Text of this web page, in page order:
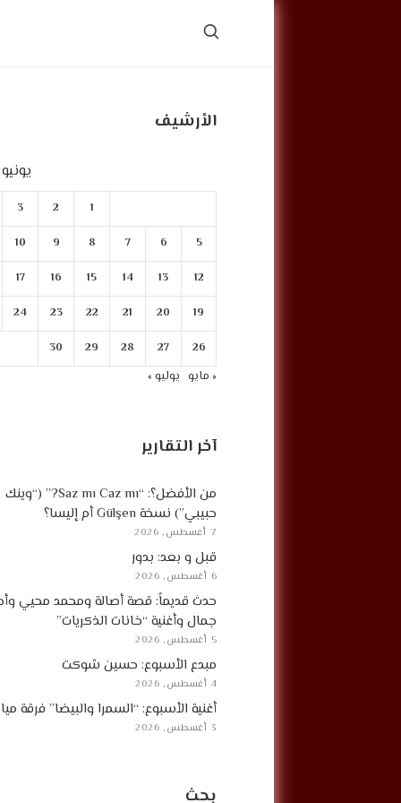
الأرشيف
يونيو 2022
1
2
3
5
6
7
8
9
10
12
13
14
15
16
17
19
20
21
22
23
24
26
27
28
29
30
« مايو يوليو »
آخر التقارير
من الأفضل؟: “Saz mı Caz mı?” (“وينك
حبيبي”) نسخة Gülşen أم إليسا؟
7 أغسطس, 2026
قبل و بعد: بدور
6 أغسطس, 2026
حدث قديماً: قصة أصالة ومحمد محيي
جمال وأغنية “خانات الذكريات”
5 أغسطس, 2026
مبدع الأسبوع: حسين شوكت
4 أغسطس, 2026
أغنية الأسبوع: “السمرا والبيضا” فرقة
3 أغسطس, 2026
بحث